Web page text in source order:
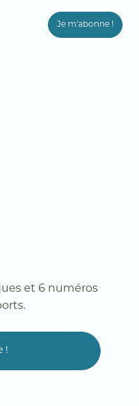
Je m'abonne !
et 6 numéros
!